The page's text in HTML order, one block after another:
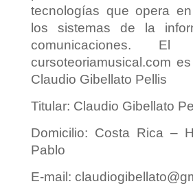
tecnologías que opera
los sistemas de la
comunicaciones.
cursoteoriamusical.com
Claudio Gibellato Pellis
Titular: Claudio Gibellato
Domicilio: Costa Rica –
Pablo
E-mail: